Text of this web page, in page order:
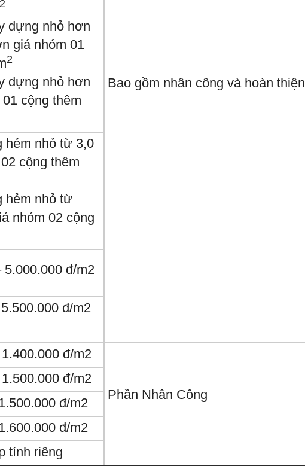
Bao gồm nhân công và hoàn thiện
2
dựng nhỏ hơn
giá nhóm 01
2
dựng nhỏ hơn
cộng thêm
hẻm nhỏ từ 3,0
cộng thêm
hẻm nhỏ từ
nhóm 02 cộng
5.000.000 đ/m2
đ/m2
đ/m2
Phần Nhân Công
đ/m2
đ/m2
đ/m2
tính riêng